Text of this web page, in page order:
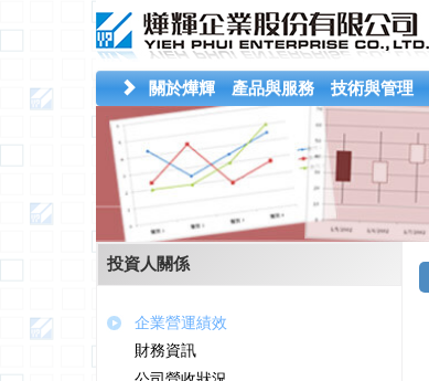
關於燁輝 產品與服務 技術與管理
投資人關係
企業營運績效
財務資訊